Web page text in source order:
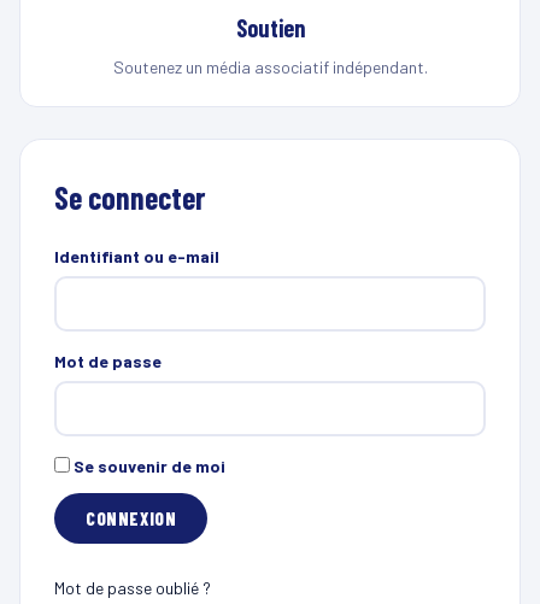
Soutien
Soutenez un média associatif indépendant.
Se connecter
Identifiant ou e-mail
Mot de passe
Se souvenir de moi
Mot de passe oublié ?